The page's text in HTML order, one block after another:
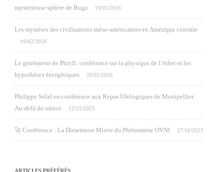
mystérieuse sphère de Buga
19/03/2026
Les mystères des civilisations méso-américaines en Amérique centrale
10/02/2026
Le générateur de Phryll: conférence sur la physique de l’éther et les
hypothèses énergétiques
28/01/2026
Philippe Solal en conférence aux Repas Ufologiques de Montpellier:
Au-delà du miroir
12/11/2025
🚀 Conférence : La Dimension Miroir du Phénomène OVNI 27/10/2025
ARTICLES PRÉFÉRÉS